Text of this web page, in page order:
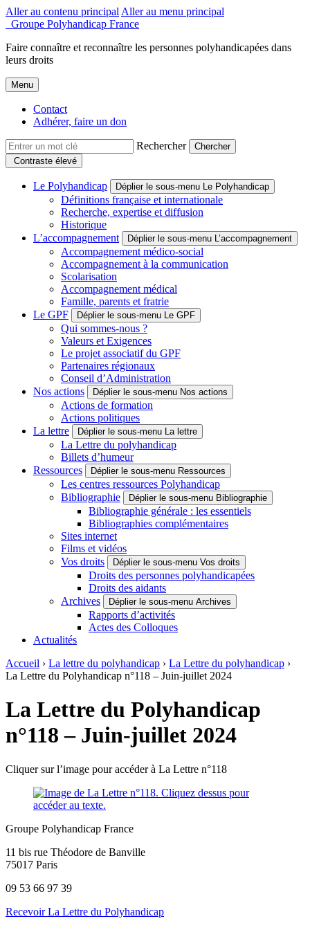
Aller au contenu principal Aller au menu principal
Groupe Polyhandicap France
Faire connaître et reconnaître les personnes polyhandicapées dans
leurs droits
Menu
Contact
Adhérer, faire un don
Rechercher
Contraste élevé
Le Polyhandicap Déplier le sous-menu Le Polyhandicap
Définitions française et internationale
Recherche, expertise et diffusion
Historique
L’accompagnement
Déplier le sous-menu L’accompagnement
Accompagnement médico-social
Accompagnement à la communication
Scolarisation
Accompagnement médical
Famille, parents et fratrie
Le GPF
Déplier le sous-menu Le GPF
Qui sommes-nous ?
Valeurs et Exigences
Le projet associatif du GPF
Partenaires régionaux
Conseil d’Administration
Nos actions
Déplier le sous-menu Nos actions
Actions de formation
Actions politiques
La lettre
Déplier le sous-menu La lettre
La Lettre du polyhandicap
Billets d’humeur
Ressources
Déplier le sous-menu Ressources
Les centres ressources Polyhandicap
Bibliographie
Déplier le sous-menu Bibliographie
Bibliographie générale : les essentiels
Bibliographies complémentaires
Sites internet
Films et vidéos
Vos droits
Déplier le sous-menu Vos droits
Droits des personnes polyhandicapées
Droits des aidants
Archives
Déplier le sous-menu Archives
Rapports d’activités
Actes des Colloques
Actualités
Accueil › La lettre du polyhandicap › La Lettre du polyhandicap ›
La Lettre du Polyhandicap n°118 – Juin-juillet 2024
La Lettre du Polyhandicap
n°118 – Juin-juillet 2024
Cliquer sur l’image pour accéder à La Lettre n°118
Groupe Polyhandicap France
11 bis rue Théodore de Banville
75017 Paris
09 53 66 97 39
Recevoir La Lettre du Polyhandicap